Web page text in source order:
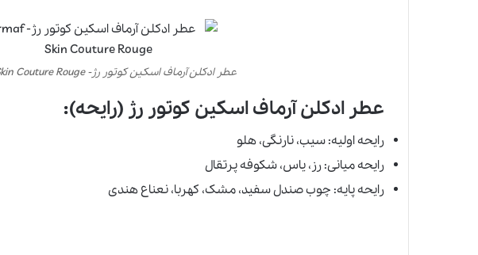
عطر ادکلن آرماف اسکین کوتور رژ- Armaf Skin Couture Rouge
عطر ادکلن آرماف اسکین کوتور رژ (رایحه):
رایحه اولیه: سیب، نارنگی، هلو
رایحه میانی: رز، یاس، شکوفه پرتقال
رایحه پایه: چوب صندل سفید، مشک، کهربا، نعناع هندی